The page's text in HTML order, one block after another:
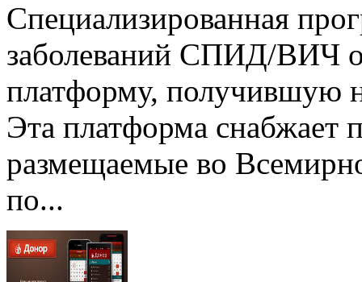
Специализированная
заболеваний СПИД/ВИЧ
платформу, получившую
Эта платформа снабжает
размещаемые во
по...